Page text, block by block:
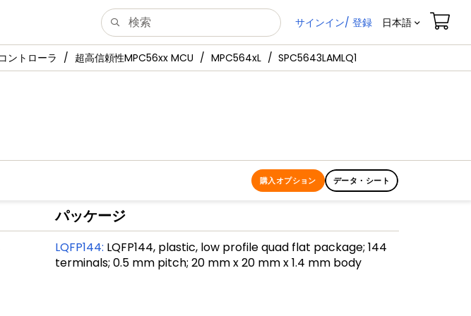
サインイン/ 登録 日本語
ントローラ 超高信頼性MPC56xx MCU MPC564xL SPC5643LAMLQ1
購入オプション データ・シート
パッケージ
LQFP144: LQFP144, plastic, low profile quad flat package; 144
terminals; 0.5 mm pitch; 20 mm x 20 mm x 1.4 mm body